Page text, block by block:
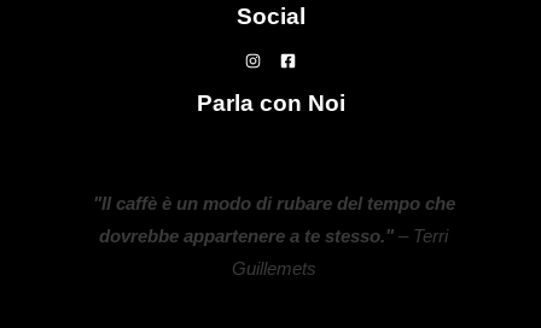
Social
Parla con Noi
"Il caffè è un modo di rubare del tempo che
dovrebbe appartenere a te stesso." – Terri
Guillemets